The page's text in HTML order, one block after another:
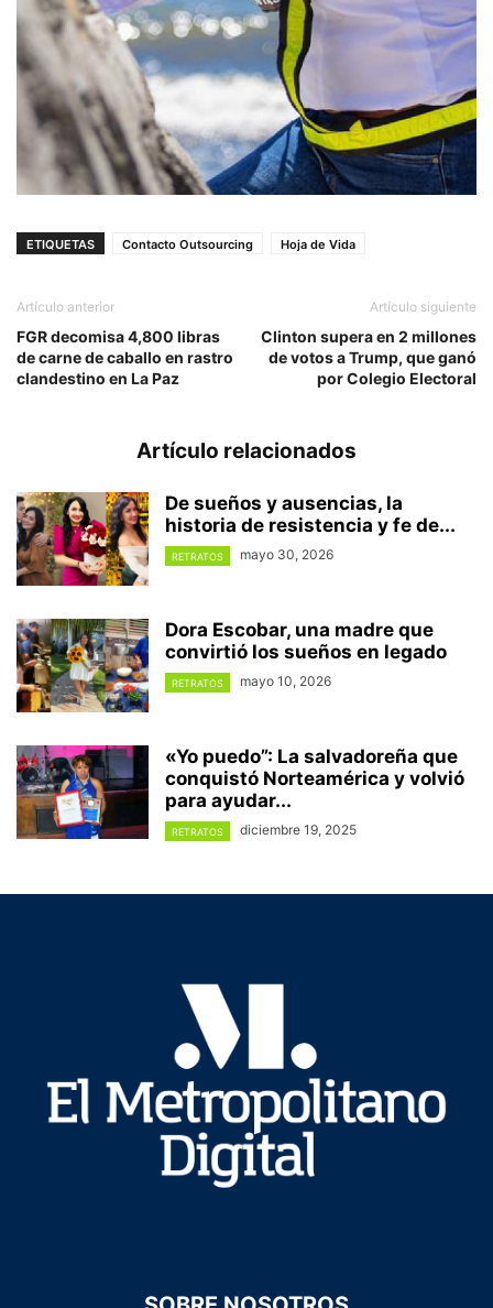
ETIQUETAS Contacto Outsourcing Hoja de Vida
Artículo anterior
FGR decomisa 4,800 libras
de carne de caballo en rastro
clandestino en La Paz
Artículo siguiente
Clinton supera en 2 millones
de votos a Trump, que ganó
por Colegio Electoral
Artículo relacionados
De sueños y ausencias, la
historia de resistencia y fe de...
RETRATOS mayo 30, 2026
Dora Escobar, una madre que
convirtió los sueños en legado
RETRATOS mayo 10, 2026
«Yo puedo”: La salvadoreña que
conquistó Norteamérica y volvió
para ayudar...
RETRATOS diciembre 19, 2025